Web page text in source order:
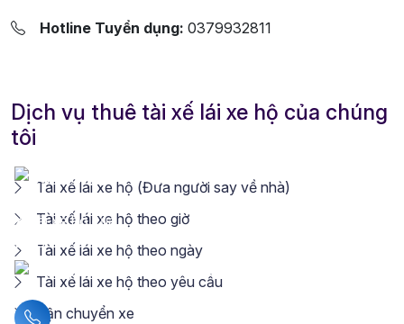
Hotline Tuyển dụng: 0379932811
Dịch vụ thuê tài xế lái xe hộ của chúng
tôi
Tài xế lái xe hộ (Đưa người say về nhà)
Tài xế lái xe hộ theo giờ
Tài xế lái xe hộ theo ngày
Tài xế lái xe hộ theo yêu cầu
Vận chuyển xe
Liên hệ hotline